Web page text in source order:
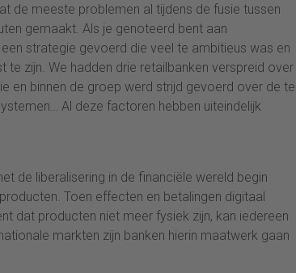
de meeste problemen al tijdens de fusie tussen
gemaakt. Als je genoteerd bent aan
strategie gevoerd die veel te ambitieus was en
te zijn. We hadden drie retailbanken verspreid over
en binnen de groep werd strijd gevoerd over de te
Al deze factoren hebben uiteindelijk
de liberalisering in de financiële wereld begin
Toen effecten en betalingen digitaal
dat producten niet meer fysiek zijn, kan iedereen
markten zijn banken hierin maatwerk gaan